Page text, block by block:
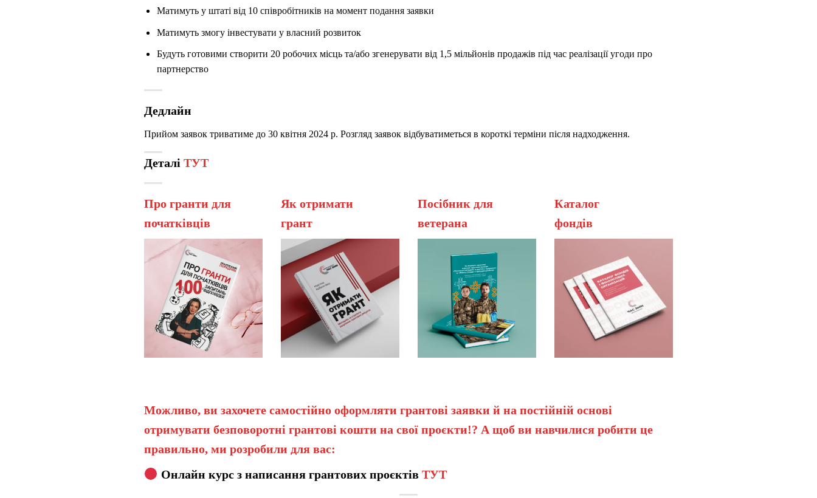
Матимуть у штаті від 10 співробітників на момент подання заявки
Матимуть змогу інвестувати у власний розвиток
Будуть готовими створити 20 робочих місць та/або згенерувати від 1,5 мільйонів продажів під час реалізації угоди про
партнерство
Дедлайн
Прийом заявок триватиме до 30 квітня 2024 р. Розгляд заявок відбуватиметься в короткі терміни після надходження.
Деталі ТУТ
Про гранти для
початківців
Як отримати
грант
Посібник для
ветерана
Каталог
Можливо, ви захочете самостійно оформляти грантові заявки й на постійній основі
отримувати безповоротні грантові кошти на свої проєкти!? А щоб ви навчилися робити це
правильно, ми розробили для вас:
Онлайн курс з написання грантових проєктів ТУТ